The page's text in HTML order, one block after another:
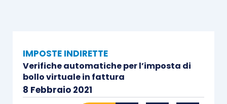
IMPOSTE INDIRETTE
Verifiche automatiche per l’imposta di
bollo virtuale in fattura
8 Febbraio 2021